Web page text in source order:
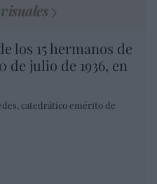
los 15 hermanos de
de julio de 1936, en
catedrático emérito de